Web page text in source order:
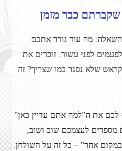
כבר מזמן
מה עוד גורר אתכם
לפני עשור. זוכרים את
שלא נסגר כמו שצריך? זה
את ה"למה אתם עדיין כאן"
מספרים לעצמכם שוב ושוב,
אחר" – כל זה על השולחן.